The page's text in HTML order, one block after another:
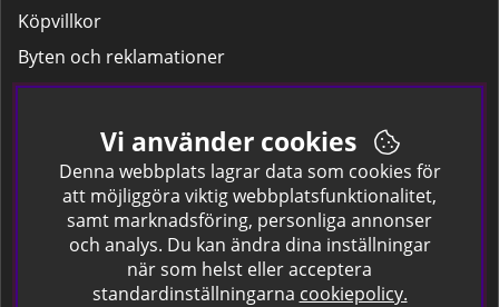
Köpvillkor
Byten och reklamationer
Leverans
Hitta färgkoden på bilen.
Företagskund
Om oss
Vi använder cookies
Denna webbplats lagrar data som cookies för
att möjliggöra viktig webbplatsfunktionalitet,
samt marknadsföring, personliga annonser
och analys. Du kan ändra dina inställningar
när som helst eller acceptera
standardinställningarna cookiepolicy.